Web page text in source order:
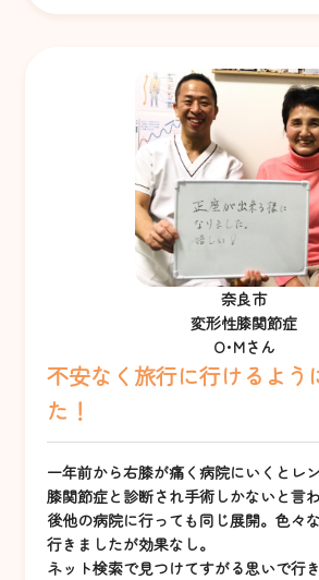
奈良市
変形性膝関節症
O･Mさん
不安なく旅行に行けるよう
た！
一年前から右膝が痛く病院にいくとレ
膝関節症と診断され手術しかないと言
後他の病院に行っても同じ展開。色々
行きましたが効果なし。
ネット検索で見つけてすがる思いで行き